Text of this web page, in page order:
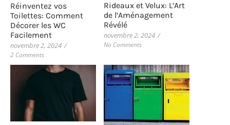
Réinventez vos
Toilettes: Comment
Décorer les WC
Facilement
novembre 2, 2024 /
2 Comments
Rideaux et Velux: L’Art
de l’Aménagement
Révélé
novembre 2, 2024 /
No Comments